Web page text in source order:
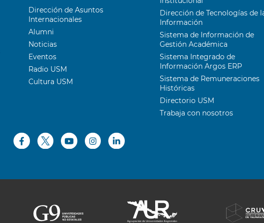
Dirección de Asuntos
Internacionales
Alumni
Noticias
Eventos
Radio USM
Cultura USM
Dirección de Tecnologías de
Información
Sistema de Información de
Gestión Académica
Sistema Integrado de
Información Argos ERP
Sistema de Remuneraciones
Históricas
Directorio USM
Trabaja con nosotros